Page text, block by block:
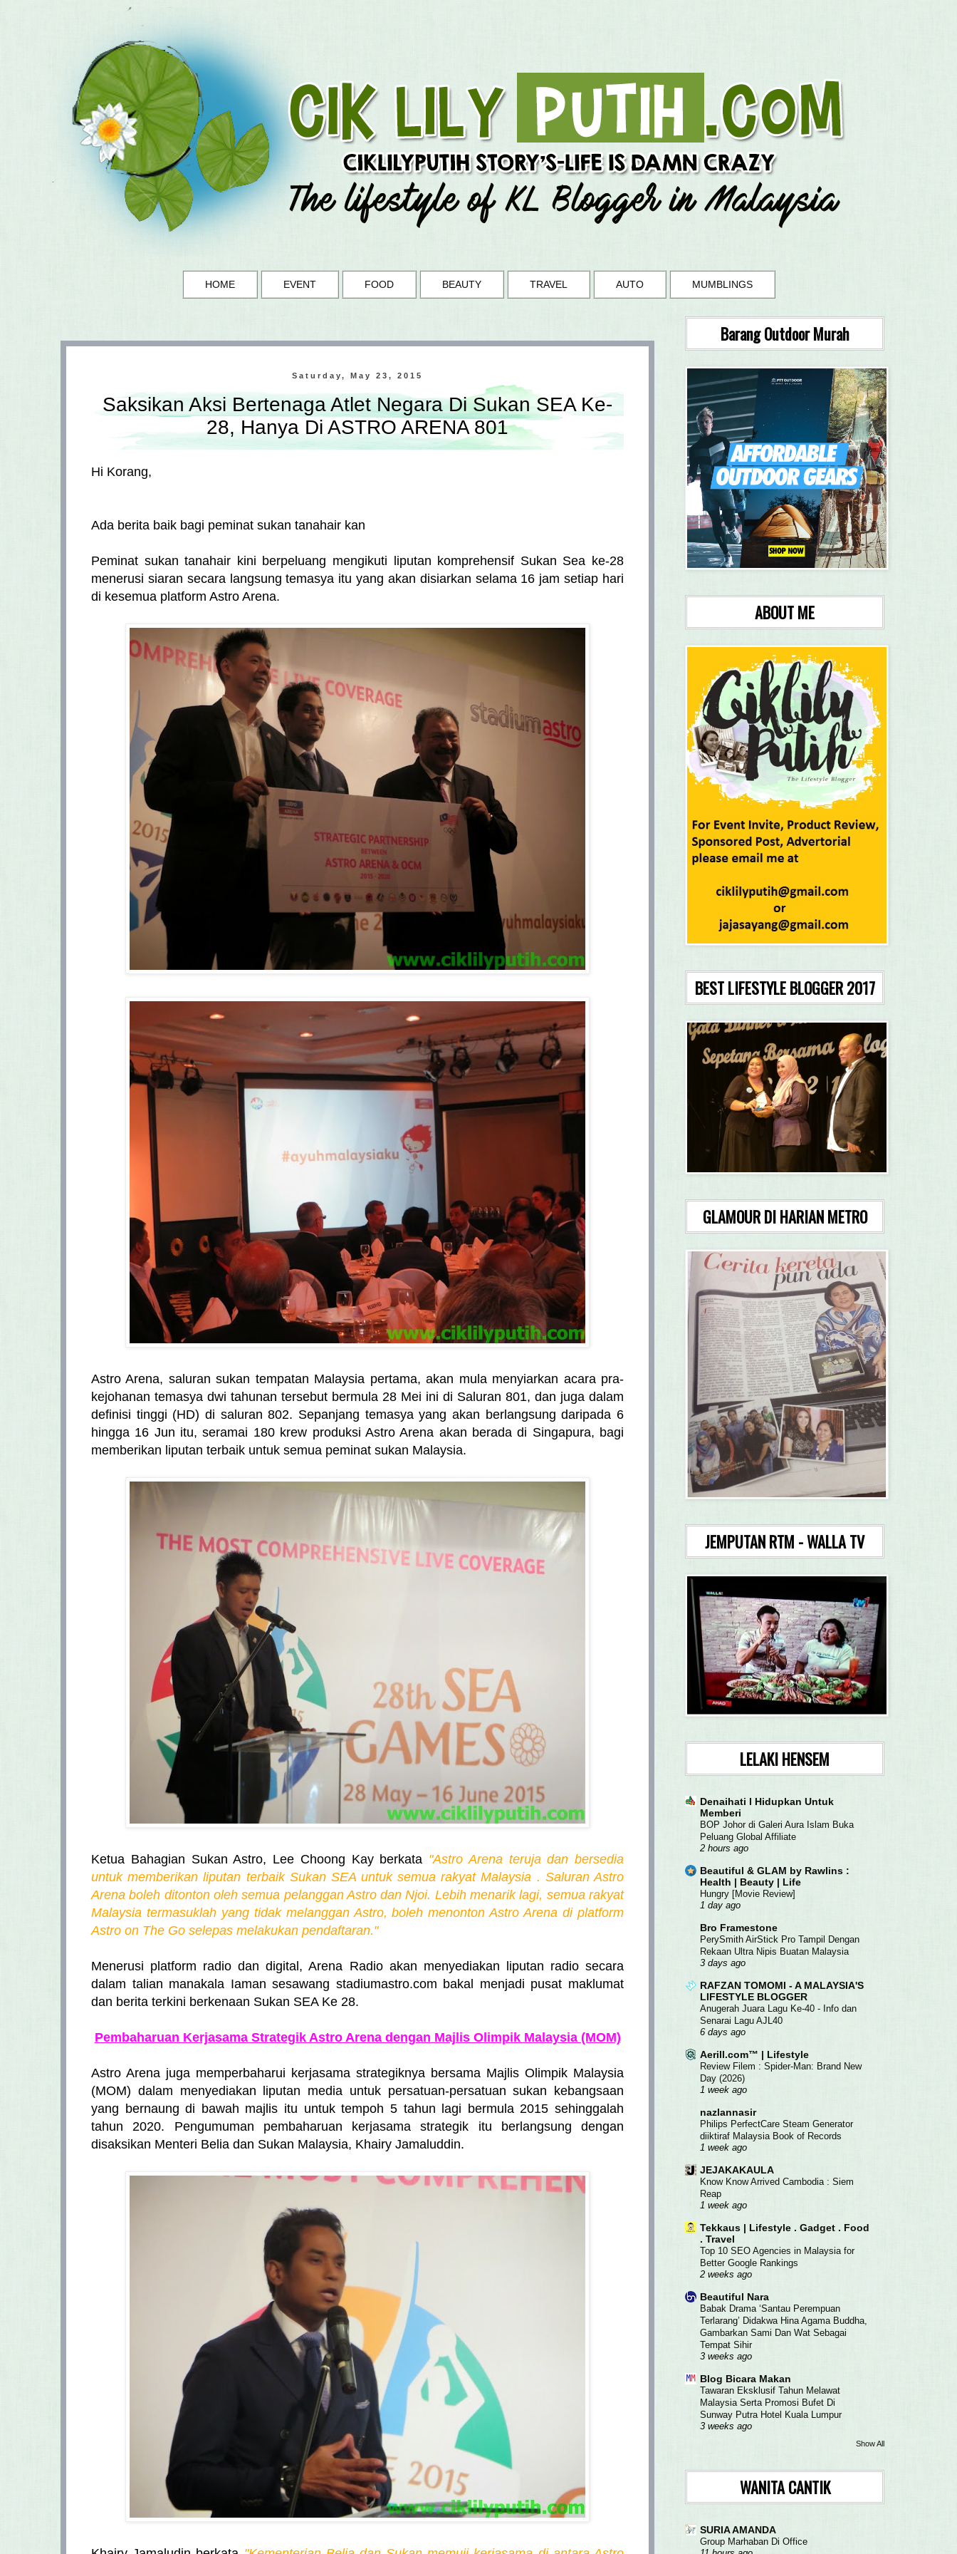
HOME EVENT FOOD BEAUTY TRAVEL AUTO MUMBLINGS
Saturday, May 23, 2015
Saksikan Aksi Bertenaga Atlet Negara Di Sukan SEA Ke-
28, Hanya Di ASTRO ARENA 801
Hi Korang,
Ada berita baik bagi peminat sukan tanahair kan
Peminat sukan tanahair kini berpeluang mengikuti liputan komprehensif Sukan Sea ke-28
menerusi siaran secara langsung temasya itu yang akan disiarkan selama 16 jam setiap hari
di kesemua platform Astro Arena.
Astro Arena, saluran sukan tempatan Malaysia pertama, akan mula menyiarkan acara pra­
kejohanan temasya dwi tahunan tersebut bermula 28 Mei ini di Saluran 801, dan juga dalam
definisi tinggi (HD) di saluran 802. Sepanjang temasya yang akan berlangsung daripada 6
hingga 16 Jun itu, seramai 180 krew produksi Astro Arena akan berada di Singapura, bagi
memberikan liputan terbaik untuk semua peminat sukan Malaysia.
Ketua Bahagian Sukan Astro, Lee Choong Kay berkata "Astro Arena teruja dan bersedia
untuk memberikan liputan terbaik Sukan SEA untuk semua rakyat Malaysia . Saluran Astro
Arena boleh ditonton oleh semua pelanggan Astro dan Njoi. Lebih menarik lagi, semua rakyat
Malaysia termasuklah yang tidak melanggan Astro, boleh menonton Astro Arena di platform
Astro on The Go selepas melakukan pendaftaran."
Menerusi platform radio dan digital, Arena Radio akan menyediakan liputan radio secara
dalam talian manakala Iaman sesawang stadiumastro.com bakal menjadi pusat maklumat
dan berita terkini berkenaan Sukan SEA Ke 28.
Pembaharuan Kerjasama Strategik Astro Arena dengan Majlis Olimpik Malaysia (MOM)
Astro Arena juga memperbaharui kerjasama strategiknya bersama Majlis Olimpik Malaysia
(MOM) dalam menyediakan liputan media untuk persatuan-persatuan sukan kebangsaan
yang bernaung di bawah majlis itu untuk tempoh 5 tahun lagi bermula 2015 sehinggalah
tahun 2020. Pengumuman pembaharuan kerjasama strategik itu berlangsung dengan
disaksikan Menteri Belia dan Sukan Malaysia, Khairy Jamaluddin.
Barang Outdoor Murah
ABOUT ME
BEST LIFESTYLE BLOGGER 2017
GLAMOUR DI HARIAN METRO
JEMPUTAN RTM - WALLA TV
LELAKI HENSEM
Denaihati l Hidupkan Untuk
Memberi
BOP Johor di Galeri Aura Islam Buka
Peluang Global Affiliate
2 hours ago
Beautiful & GLAM by Rawlins :
Health | Beauty | Life
Hungry [Movie Review]
1 day ago
Bro Framestone
PerySmith AirStick Pro Tampil Dengan
Rekaan Ultra Nipis Buatan Malaysia
3 days ago
RAFZAN TOMOMI - A MALAYSIA'S
LIFESTYLE BLOGGER
Anugerah Juara Lagu Ke-40 - Info dan
Senarai Lagu AJL40
6 days ago
Aerill.com™ | Lifestyle
Review Filem : Spider-Man: Brand New
Day (2026)
1 week ago
nazlannasir
Philips PerfectCare Steam Generator
diiktiraf Malaysia Book of Records
1 week ago
JEJAKAKAULA
Know Know Arrived Cambodia : Siem
Reap
1 week ago
Tekkaus | Lifestyle . Gadget . Food
. Travel
Top 10 SEO Agencies in Malaysia for
Better Google Rankings
2 weeks ago
Beautiful Nara
Babak Drama ‘Santau Perempuan
Terlarang’ Didakwa Hina Agama Buddha,
Gambarkan Sami Dan Wat Sebagai
Tempat Sihir
3 weeks ago
Blog Bicara Makan
Tawaran Eksklusif Tahun Melawat
Malaysia Serta Promosi Bufet Di
Sunway Putra Hotel Kuala Lumpur
3 weeks ago
Show All
WANITA CANTIK
SURIA AMANDA
Group Marhaban Di Office